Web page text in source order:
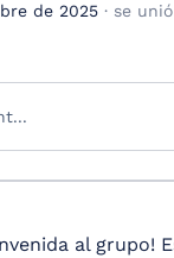
de 2025 · se
al grupo!